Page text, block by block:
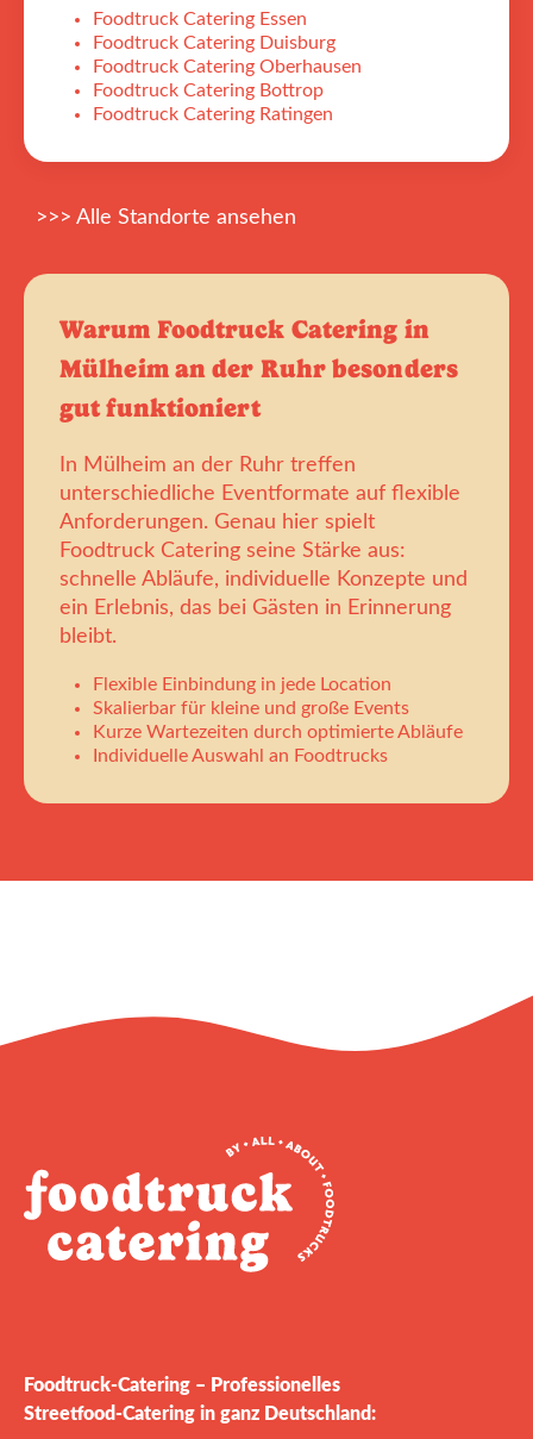
Foodtruck Catering Essen
Foodtruck Catering Duisburg
Foodtruck Catering Oberhausen
Foodtruck Catering Bottrop
Foodtruck Catering Ratingen
>>> Alle Standorte ansehen
Warum Foodtruck Catering in
Mülheim an der Ruhr besonders
gut funktioniert
In Mülheim an der Ruhr treffen
unterschiedliche Eventformate auf flexible
Anforderungen. Genau hier spielt
Foodtruck Catering seine Stärke aus:
schnelle Abläufe, individuelle Konzepte und
ein Erlebnis, das bei Gästen in Erinnerung
bleibt.
Flexible Einbindung in jede Location
Skalierbar für kleine und große Events
Kurze Wartezeiten durch optimierte Abläufe
Individuelle Auswahl an Foodtrucks
Foodtruck‑Catering – Professionelles
Streetfood‑Catering in ganz Deutschland: